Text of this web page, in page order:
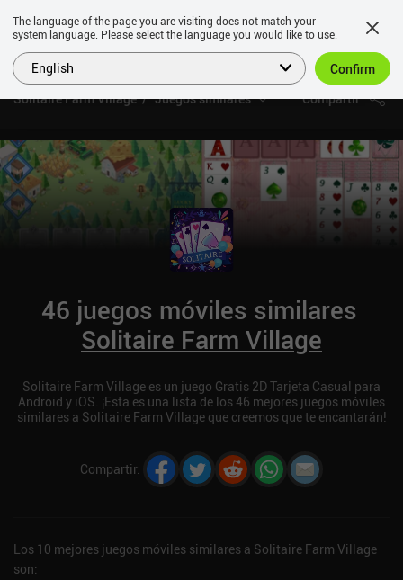
Solitaire Farm Village Juegos similares Compartir
46 juegos móviles similares
Solitaire Farm Village
Solitaire Farm Village es un juego Gratis 2D Tarjeta Casual para
Android y iOS. ¡Esta es una lista de los 46 mejores juegos móviles
similares a Solitaire Farm Village que creemos que te encantarán!
Compartir:
Los 10 mejores juegos móviles similares a Solitaire Farm Village
son:
The language of the page you are visiting does not match your
system language. Please select the language you would like to use.
English Confirm